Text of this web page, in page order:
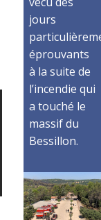
jours
éprouvants
à la suite de
l’incendie qui
a touché le
massif du
Bessillon.